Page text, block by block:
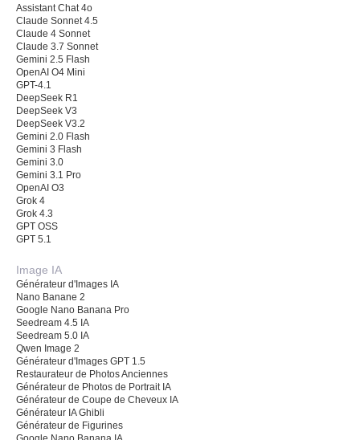
Assistant Chat 4o
Claude Sonnet 4.5
Claude 4 Sonnet
Claude 3.7 Sonnet
Gemini 2.5 Flash
OpenAI O4 Mini
GPT-4.1
DeepSeek R1
DeepSeek V3
DeepSeek V3.2
Gemini 2.0 Flash
Gemini 3 Flash
Gemini 3.0
Gemini 3.1 Pro
OpenAI O3
Grok 4
Grok 4.3
GPT OSS
GPT 5.1
Image IA
Générateur d'Images IA
Nano Banane 2
Google Nano Banana Pro
Seedream 4.5 IA
Seedream 5.0 IA
Qwen Image 2
Générateur d'Images GPT 1.5
Restaurateur de Photos Anciennes
Générateur de Photos de Portrait IA
Générateur de Coupe de Cheveux IA
Générateur IA Ghibli
Générateur de Figurines